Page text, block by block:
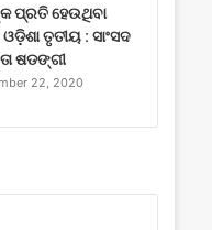
ପ୍ରତି ହେଉଥିବା
ଓଡ଼ିଶା ତୃତୀୟ : ସାଂସଦ
ଷଡଙ୍ଗୀ
22, 2020